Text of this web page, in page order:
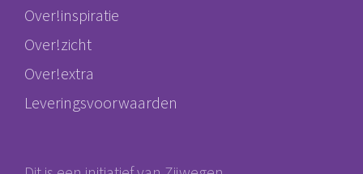
Over!inspiratie
Over!zicht
Over!extra
Leveringsvoorwaarden